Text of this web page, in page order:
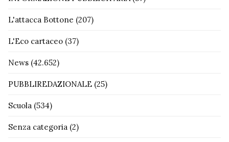
L'attacca Bottone (207)
L'Eco cartaceo (37)
News (42.652)
PUBBLIREDAZIONALE (25)
Scuola (534)
Senza categoria (2)